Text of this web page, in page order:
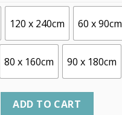
120 x 240cm 60 x 90cm
80 x 160cm 90 x 180cm
ADD TO CART